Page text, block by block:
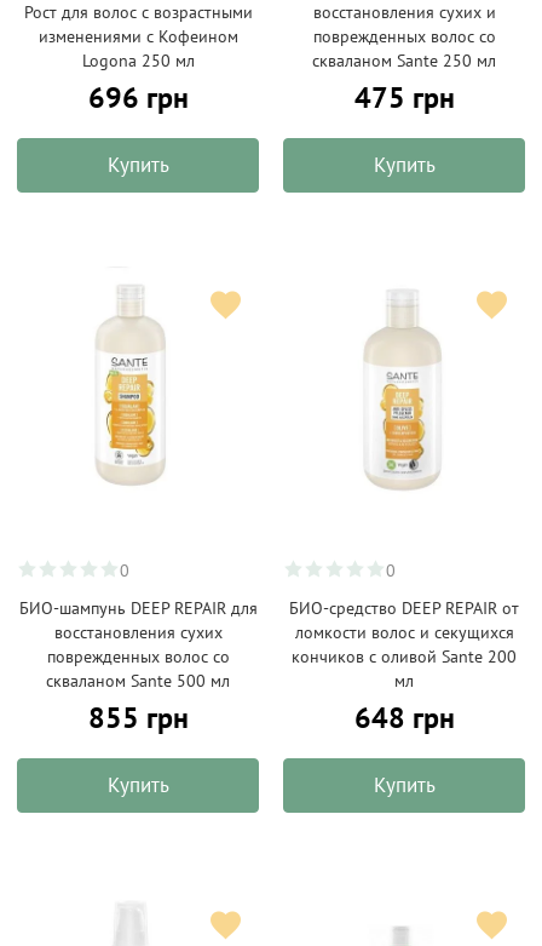
Рост для волос с возрастными
изменениями с Кофеином
Logona 250 мл
696 грн
Купить
восстановления сухих и
поврежденных волос со
скваланом Sante 250 мл
475 грн
Купить
0
БИО-шампунь DEEP REPAIR для
восстановления сухих
поврежденных волос со
скваланом Sante 500 мл
855 грн
Купить
0
БИО-средство DEEP REPAIR от
ломкости волос и секущихся
кончиков с оливой Sante 200
мл
648 грн
Купить